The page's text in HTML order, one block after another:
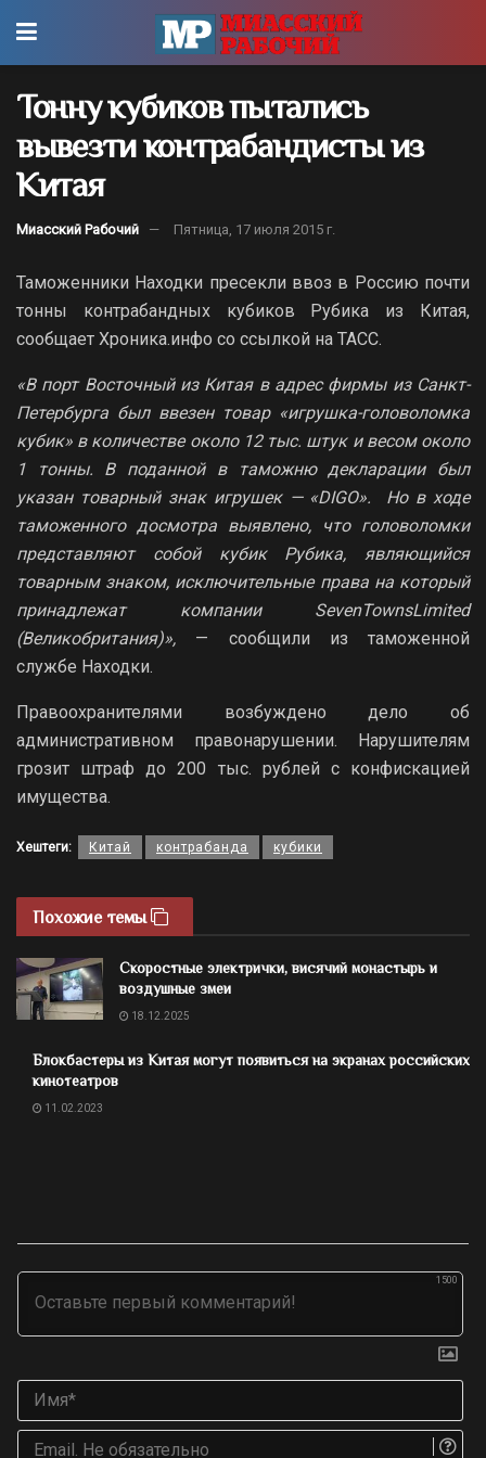
Тонну кубиков пытались
вывезти контрабандисты из
Китая
Миасский Рабочий Пятница, 17 июля 2015 г.
Таможенники Находки пресекли ввоз в Россию почти
тонны контрабандных кубиков Рубика из Китая,
сообщает Хроника.инфо со ссылкой на ТАСС.
«В порт Восточный из Китая в адрес фирмы из Санкт-
Петербурга был ввезен товар «игрушка-головоломка
кубик» в количестве около 12 тыс. штук и весом около
1 тонны. В поданной в таможню декларации был
указан товарный знак игрушек — «DIGO». Но в ходе
таможенного досмотра выявлено, что головоломки
представляют собой кубик Рубика, являющийся
товарным знаком, исключительные права на который
принадлежат компании SevenTownsLimited
(Великобритания)», — сообщили из таможенной
службе Находки.
Правоохранителями возбуждено дело об
административном правонарушении. Нарушителям
грозит штраф до 200 тыс. рублей с конфискацией
имущества.
Хештеги: Китай контрабанда кубики
Похожие темы
Скоростные электрички, висячий монастырь и
воздушные змеи
18.12.2025
Блокбастеры из Китая могут появиться на экранах российских
кинотеатров
11.02.2023
1500